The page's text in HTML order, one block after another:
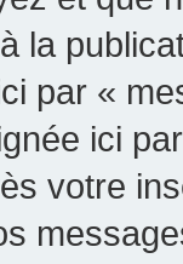
la
par «
ici
votre